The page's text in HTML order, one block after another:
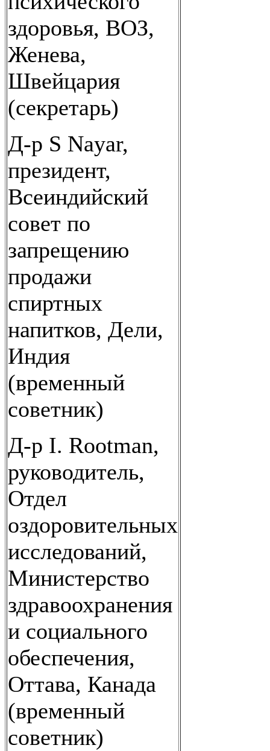
здоровья, ВОЗ,
Женева,
Швейцария
(секретарь)
Д-р S Nayar,
президент,
Всеиндийский
совет по
запрещению
продажи
спиртных
напитков, Дели,
Индия
(временный
советник)
Д-р I. Rootman,
руководитель,
Отдел
оздоровительных
исследований,
Министерство
здравоохранения
и социального
обеспечения,
Оттава, Канада
(временный
советник)